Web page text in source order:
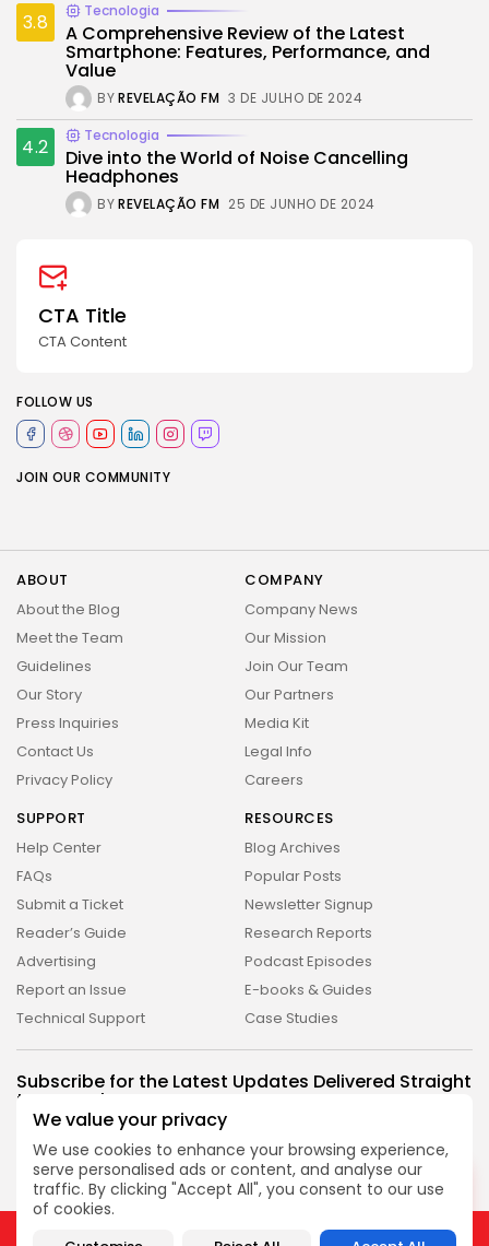
We value your privacy
We use cookies to enhance your browsing experience,
serve personalised ads or content, and analyse our
traffic. By clicking "Accept All", you consent to our use
of cookies.
2026 Revelação FM. All rights reserved
3.8 Tecnologia
A Comprehensive Review of the Latest
Smartphone: Features, Performance, and
Value
BYREVELAÇÃO FM 3 DE JULHO DE 2024
4.2 Tecnologia
Dive into the World of Noise Cancelling
Headphones
BYREVELAÇÃO FM 25 DE JUNHO DE 2024
CTA Title
CTA Content
FOLLOW US
JOIN OUR COMMUNITY
ABOUT
About the Blog
Meet the Team
Guidelines
Our Story
Press Inquiries
Contact Us
Privacy Policy
COMPANY
Company News
Our Mission
Join Our Team
Our Partners
Media Kit
Legal Info
Careers
SUPPORT
Help Center
FAQs
Submit a Ticket
Reader’s Guide
Advertising
Report an Issue
Technical Support
RESOURCES
Blog Archives
Popular Posts
Newsletter Signup
Research Reports
Podcast Episodes
E-books & Guides
Case Studies
Subscribe for the Latest Updates Delivered Straight
to Your Inbox
Follow Us
2026 Revelação FM. All rights reserved
DESLIGADO